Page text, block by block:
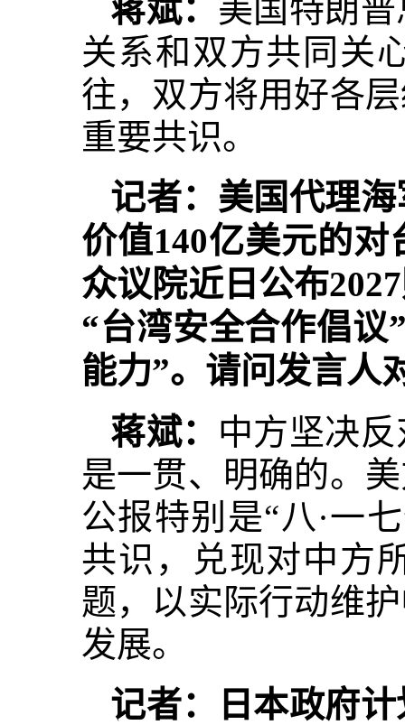
蒋斌： 美国特朗
关系和双方共同关
往，双方将用好各
重要共识。
记者：美国代理
价值140亿美元的
众议院近日公布
“台湾安全合作倡议
能力”。请问发言人
蒋斌： 中方坚决
是一贯、明确的。
公报特别是“八·一
共识，兑现对中方
题，以实际行动维
发展。
记者：日本政府